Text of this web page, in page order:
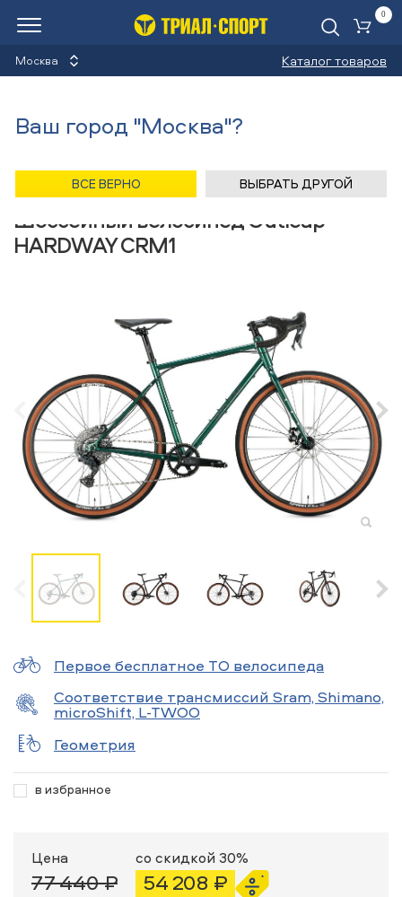
Москва Каталог товаров
0
Шоссейный велосипед Outleap
HARDWAY CRM1
Первое бесплатное ТО велосипеда
Соответствие трансмиссий Sram, Shimano,
microShift, L-TWOO
Геометрия
в избранное
Цена
77 440 ₽
со скидкой 30%
54 208 ₽
Ваш город "Москва"?
ВСЕ ВЕРНО ВЫБРАТЬ ДРУГОЙ